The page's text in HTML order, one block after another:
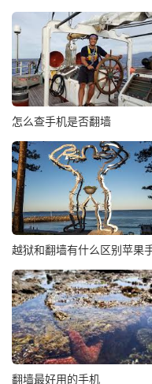
怎么查手机是否翻墙
越狱和翻墙有什么区别苹果
翻墙最好用的手机